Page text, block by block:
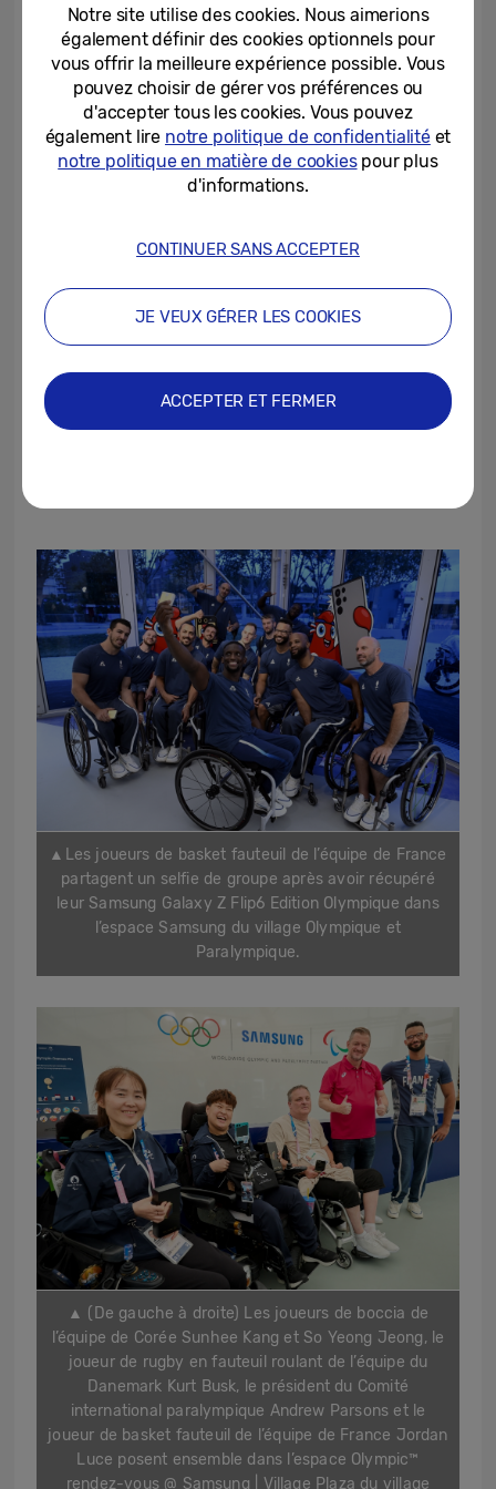
pourront participer à des expériences
autour de Galaxy AI et devenir ainsi Pin’s
Masters[6]. Ils remporteront alors un Galaxy
Z Flip6 et pourront tenter leur chance pour
gagner un aller-retour pour 2 personnes
afin d’assister aux Jeux Olympiques et
Paralympiques d’hiver de Milan-Cortina
suivre un parcours interactif retraçant
l’engagement de Samsung pour les Jeux
Olympiques et Paralympiques et tester les
dernières technologies Galaxy. De plus,
Samsung prévoit d’organiser une série
d’événements et d’apparitions dans ces
▲ Les joueurs de basket fauteuil de l’équipe de France
partagent un selfie de groupe après avoir récupéré
leur Samsung Galaxy Z Flip6 Edition Olympique dans
l’espace Samsung du village Olympique et
Paralympique.
▲ (De gauche à droite) Les joueurs de boccia de
l’équipe de Corée Sunhee Kang et So Yeong Jeong, le
joueur de rugby en fauteuil roulant de l’équipe du
Danemark Kurt Busk, le président du Comité
international paralympique Andrew Parsons et le
joueur de basket fauteuil de l’équipe de France Jordan
Luce posent ensemble dans l’espace Olympic™
rendez-vous @ Samsung | Village Plaza du village
Notre site utilise des cookies. Nous aimerions
également définir des cookies optionnels pour
vous offrir la meilleure expérience possible. Vous
pouvez choisir de gérer vos préférences ou
d'accepter tous les cookies. Vous pouvez
également lire notre politique de confidentialitéet
notre politique en matière de cookiespour plus
d'informations.
CONTINUER SANS ACCEPTER
JE VEUX GÉRER LES COOKIES
ACCEPTER ET FERMER